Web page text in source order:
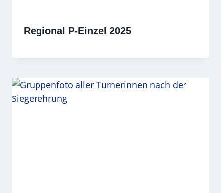
Regional P-Einzel 2025